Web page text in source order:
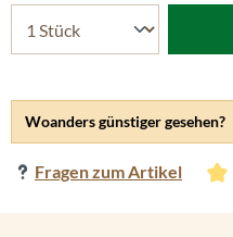
Woanders günstiger gesehen?
Fragen zum Artikel